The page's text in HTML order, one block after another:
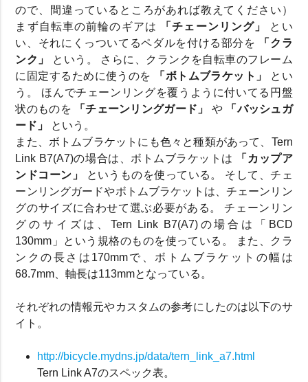
ので、間違っているところがあれば教えてください）
まず自転車の前輪のギアは
「チェーンリング」
とい
い、それにくっついてるペダルを付ける部分を
「クラ
ンク」
という。 さらに、クランクを自転車のフレーム
に固定するために使うのを
「ボトムブラケット」
とい
う。 ほんでチェーンリングを覆うように付いてる円盤
状のものを
「チェーンリングガード」 や
「バッシュガ
ード」
という。
また、ボトムブラケットにも色々と種類があって、Tern
Link B7(A7)の場合は、ボトムブラケットは
「カップア
ンドコーン」
というものを使っている。 そして、チェ
ーンリングガードやボトムブラケットは、チェーンリン
グのサイズに合わせて選ぶ必要がある。 チェーンリン
グのサイズは、Tern Link B7(A7)の場合は「BCD
130mm」という規格のものを使っている。 また、クラ
ンクの長さは170mmで、ボトムブラケットの幅は
68.7mm、軸長は113mmとなっている。
それぞれの情報元やカスタムの参考にしたのは以下のサ
イト。
http://bicycle.mydns.jp/data/tern_link_a7.html
Tern Link A7のスペック表。